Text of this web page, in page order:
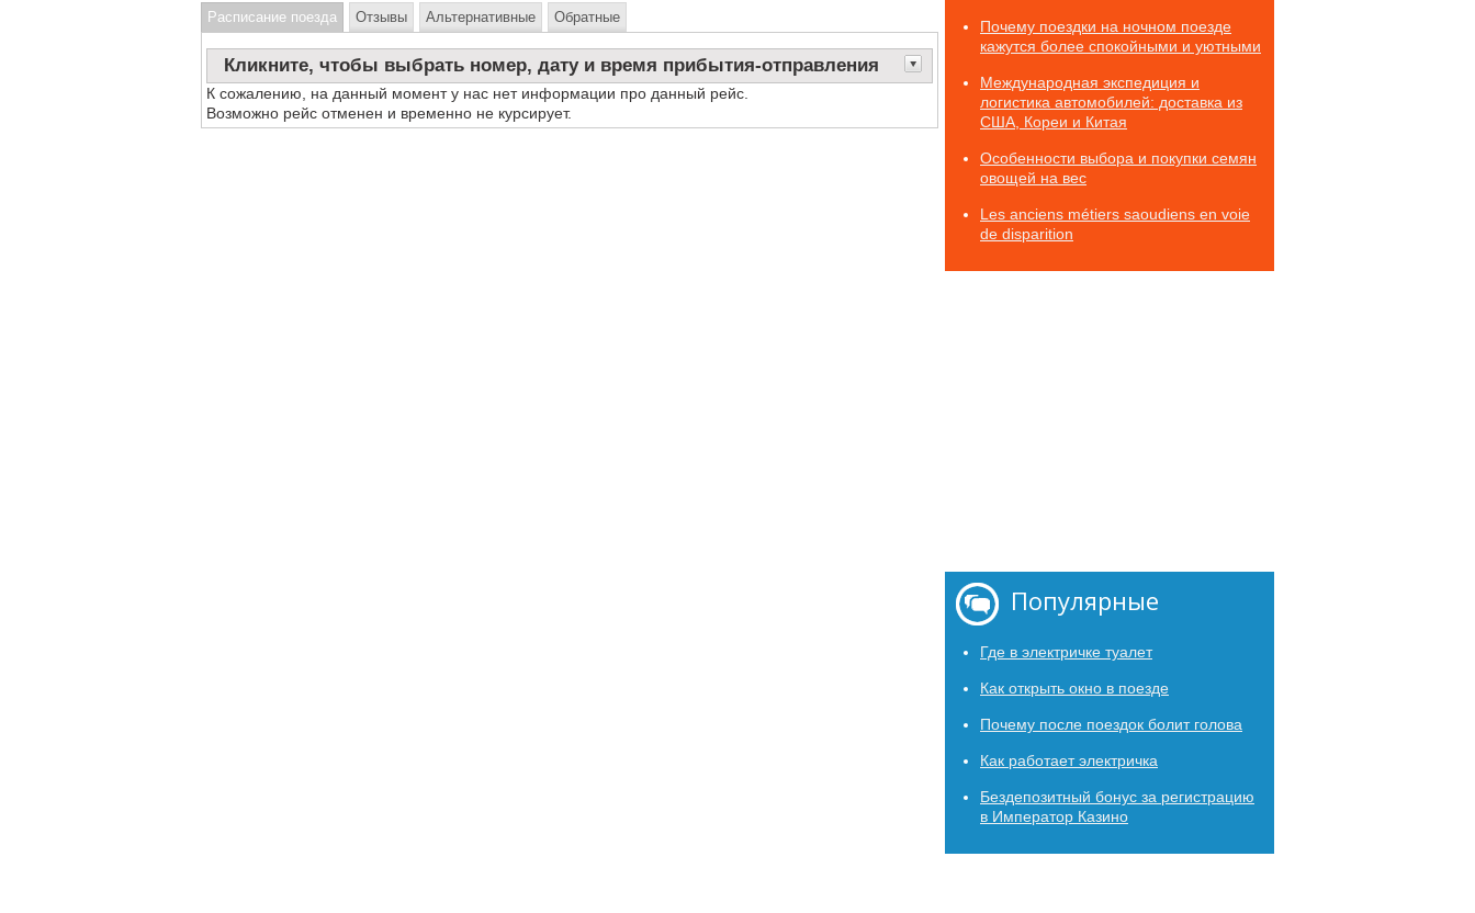
Расписание поезда
Кликните, чтобы выбрать номер, дату и время прибытия-отправления
К сожалению, на данный момент у нас нет информации про данный рейс.
Возможно рейс отменен и временно не курсирует.
Отзывы Альтернативные Обратные
Почему поездки на ночном поезде
кажутся более спокойными и уютными
Международная экспедиция и
логистика автомобилей: доставка из
США, Кореи и Китая
Особенности выбора и покупки семян
овощей на вес
Les anciens métiers saoudiens en voie
de disparition
Популярные
Где в электричке туалет
Как открыть окно в поезде
Почему после поездок болит голова
Как работает электричка
Бездепозитный бонус за регистрацию
в Император Казино